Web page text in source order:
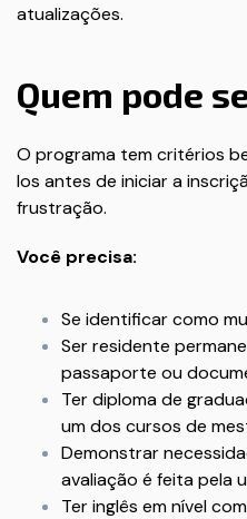
atualizações.
Quem pode
O programa tem critérios
los antes de iniciar a
frustração.
Você precisa:
Se identificar como
Ser residente
passaporte ou
Ter diploma de
um dos cursos de
Demonstrar
avaliação é feita pela
Ter inglês em nível